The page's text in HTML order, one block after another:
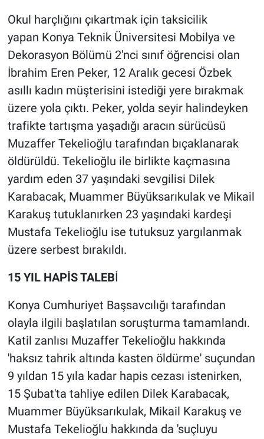
Okul harçlığını çıkartmak için taksicilik
yapan Konya Teknik Üniversitesi Mobilya ve
Dekorasyon Bölümü 2'nci sınıf öğrencisi olan
İbrahim Eren Peker, 12 Aralık gecesi Özbek
asıllı kadın müşterisini istediği yere bırakmak
üzere yola çıktı. Peker, yolda seyir halindeyken
trafikte tartışma yaşadığı aracın sürücüsü
Muzaffer Tekelioğlu tarafından bıçaklanarak
öldürüldü. Tekelioğlu ile birlikte kaçmasına
yardım eden 37 yaşındaki sevgilisi Dilek
Karabacak, Muammer Büyüksarıkulak ve Mikail
Karakuş tutuklanırken 23 yaşındaki kardeşi
Mustafa Tekelioğlu ise tutuksuz yargılanmak
üzere serbest bırakıldı.
15 YIL HAPİS TALEBİ
Konya Cumhuriyet Başsavcılığı tarafından
olayla ilgili başlatılan soruşturma tamamlandı.
Katil zanlısı Muzaffer Tekelioğlu hakkında
'haksız tahrik altında kasten öldürme' suçundan
9 yıldan 15 yıla kadar hapis cezası istenirken,
15 Şubat'ta tahliye edilen Dilek Karabacak,
Muammer Büyüksarıkulak, Mikail Karakuş ve
Mustafa Tekelioğlu hakkında da 'suçluyu
Gündem Özel
Günün görüntüsü
Haber
İlan
Kimdir
Koronavirüs
Kültür Sanat
Ne demişti
Popüler
Programlar
Sağlık
Spor
Teknoloji